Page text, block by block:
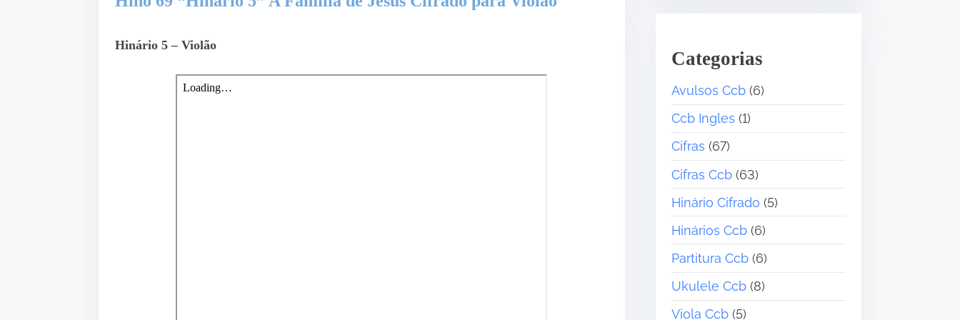
Hinário 5 – Violão
Categorias
Avulsos Ccb (6)
Ccb Ingles (1)
Cifras (67)
Cifras Ccb (63)
Hinário Cifrado (5)
Hinários Ccb (6)
Partitura Ccb (6)
Ukulele Ccb (8)
Viola Ccb (5)